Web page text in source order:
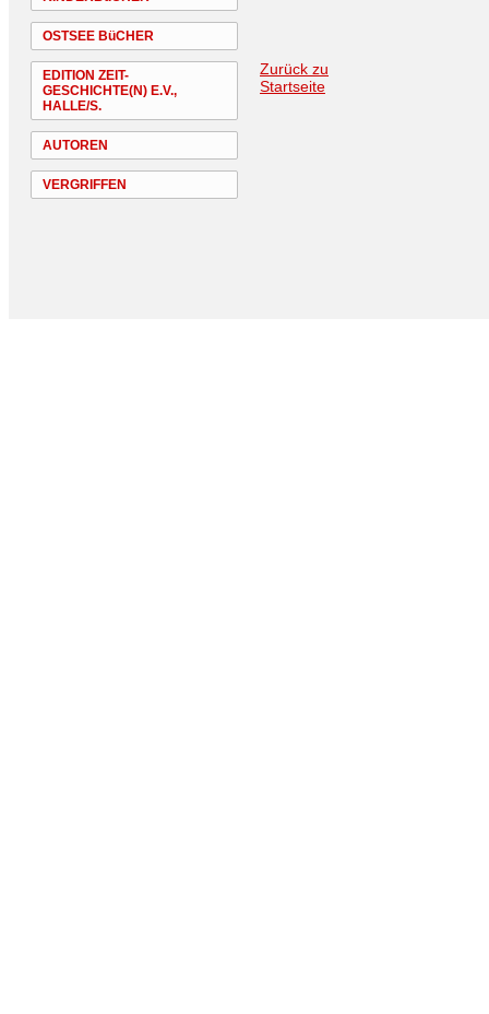
OSTSEE BüCHER
EDITION ZEIT-
GESCHICHTE(N) E.V.,
HALLE/S.
AUTOREN
VERGRIFFEN
Zurück zu
Startseite